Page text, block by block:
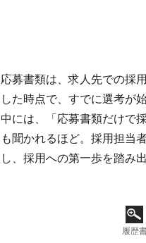
応募書類は、求人先での採
した時点で、すでに選考が
中には、「応募書類だけで
も聞かれるほど。採用担当
し、採用への第一歩を踏み
履歴